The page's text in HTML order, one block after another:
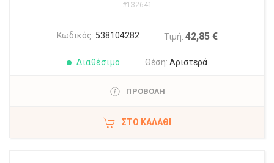
#132641
Κωδικός: 538104282 Τιμή: 42,85 €
Διαθέσιμο Θέση: Αριστερά
ΠΡΟΒΟΛΗ
ΣΤΟ ΚΑΛΆΘΙ